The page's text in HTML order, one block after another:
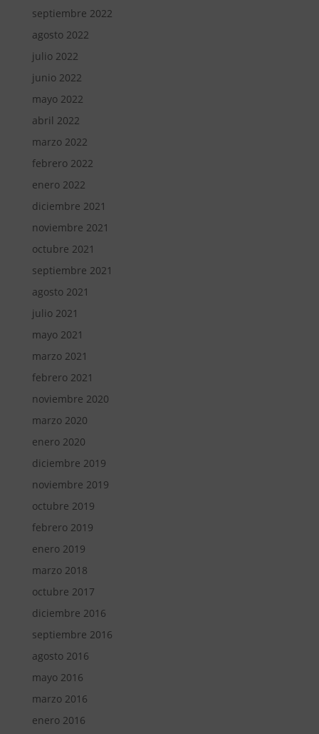
septiembre 2022
agosto 2022
julio 2022
junio 2022
mayo 2022
abril 2022
marzo 2022
febrero 2022
enero 2022
diciembre 2021
noviembre 2021
octubre 2021
septiembre 2021
agosto 2021
julio 2021
mayo 2021
marzo 2021
febrero 2021
noviembre 2020
marzo 2020
enero 2020
diciembre 2019
noviembre 2019
octubre 2019
febrero 2019
enero 2019
marzo 2018
octubre 2017
diciembre 2016
septiembre 2016
agosto 2016
mayo 2016
marzo 2016
enero 2016